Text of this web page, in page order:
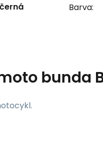
černá Barva:
bunda